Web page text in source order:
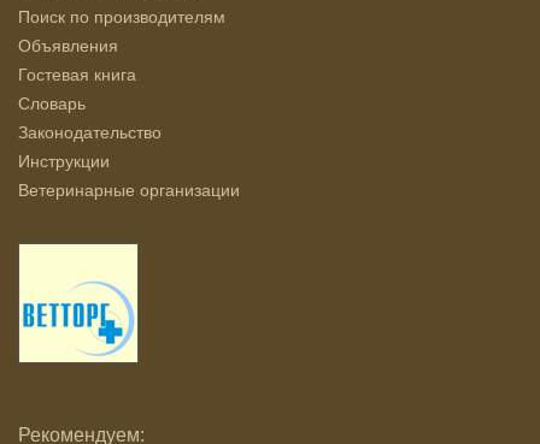
Поиск по производителям
Объявления
Гостевая книга
Словарь
Законодательство
Инструкции
Ветеринарные организации
Рекомендуем: